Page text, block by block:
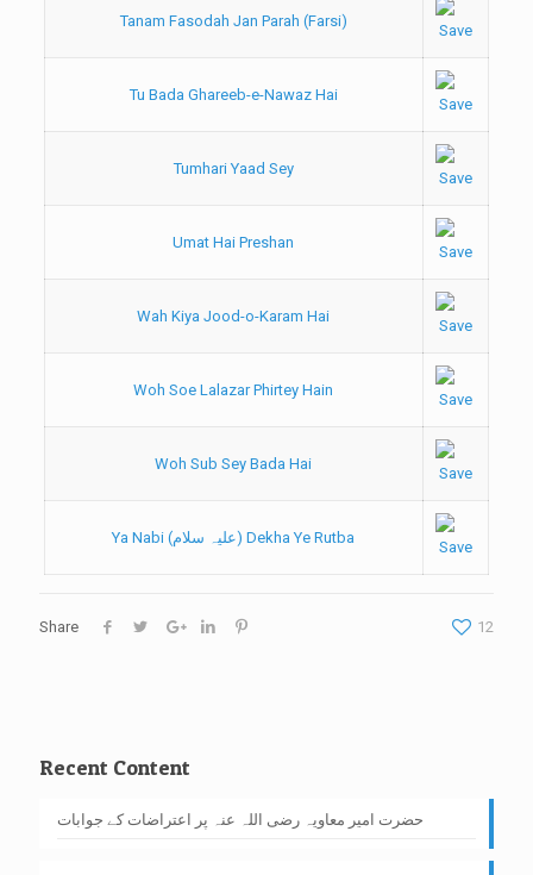
Tanam Fasodah Jan Parah (Farsi)
Tu Bada Ghareeb-e-Nawaz Hai
Tumhari Yaad Sey
Umat Hai Preshan
Wah Kiya Jood-o-Karam Hai
Woh Soe Lalazar Phirtey Hain
Woh Sub Sey Bada Hai
Ya Nabi (علیہ سلام) Dekha Ye Rutba
Share 12
Recent Content
حضرت امیر معاویہ رضی اللہ عنہ پر اعتراضات کے جوابات